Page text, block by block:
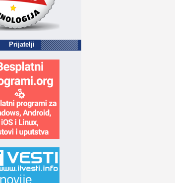
Prijatelji